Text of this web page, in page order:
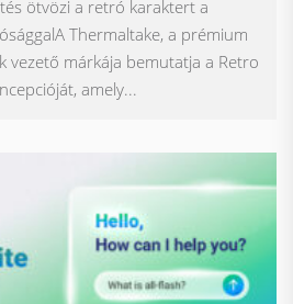
ötvözi a retró karaktert a
Thermaltake, a prémium
vezető márkája bemutatja a Retro
amely...